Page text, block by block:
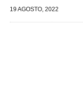
19 AGOSTO, 2022